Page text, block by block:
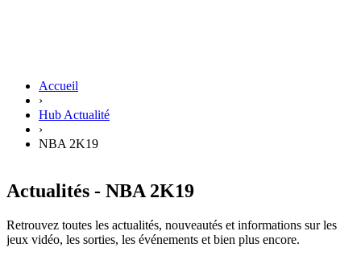
Accueil
›
Hub Actualité
›
NBA 2K19
Actualités - NBA 2K19
Retrouvez toutes les actualités, nouveautés et informations sur les
jeux vidéo, les sorties, les événements et bien plus encore.